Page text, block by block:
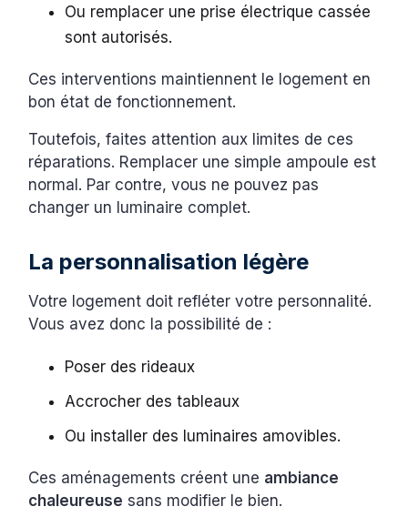
Ou remplacer une prise électrique cassée
sont autorisés.
Ces interventions maintiennent le logement en
bon état de fonctionnement.
Toutefois, faites attention aux limites de ces
réparations. Remplacer une simple ampoule est
normal. Par contre, vous ne pouvez pas
changer un luminaire complet.
La personnalisation légère
Votre logement doit refléter votre personnalité.
Vous avez donc la possibilité de :
Poser des rideaux
Accrocher des tableaux
Ou installer des luminaires amovibles.
Ces aménagements créent une ambiance
chaleureuse sans modifier le bien.